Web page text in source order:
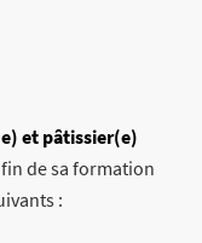
et pâtissier(e)
de sa formation
: